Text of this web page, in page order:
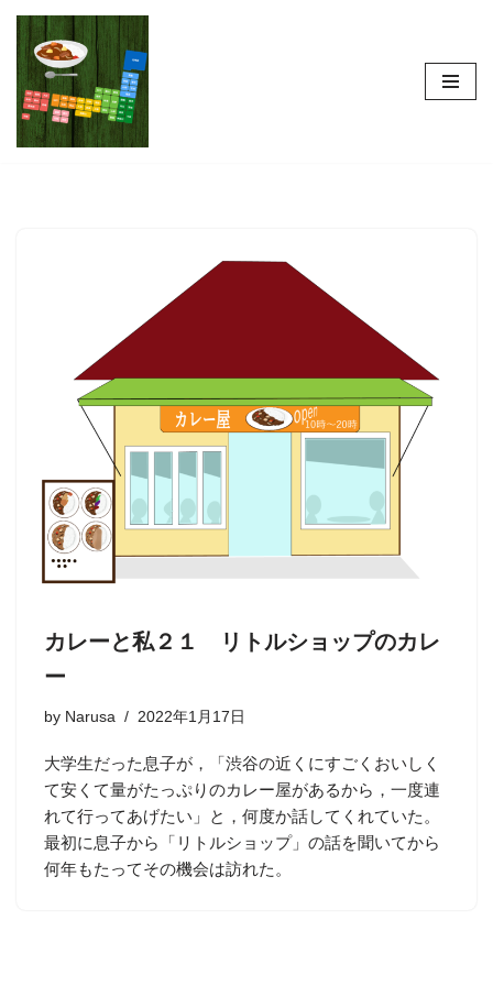
コ
ン
テ
ン
カレーと私２１ リトルショップのカレ
ー
by Narusa 2022年1月17日
大学生だった息子が，「渋谷の近くにすごくおいしく
て安くて量がたっぷりのカレー屋があるから，一度連
れて行ってあげたい」と，何度か話してくれていた。
最初に息子から「リトルショップ」の話を聞いてから
何年もたってその機会は訪れた。